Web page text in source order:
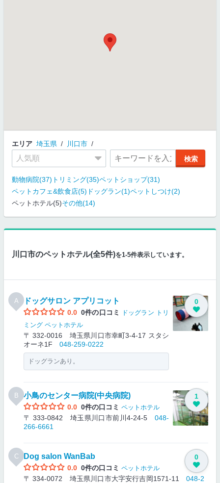
エリア 埼玉県 川口市
動物病院(37) トリミング(35)ペットショップ(31)
ペットカフェ&飲食店(5) ドッグラン(1)ペットしつけ(2)
ペットホテル(5)その他(14)
川口市のペットホテル(全5件)を1-5件表示しています。
A ドッグサロン アプリコット
0.0 0件の口コミ ドッグラン トリ
ミング ペットホテル
〒 332-0016 埼玉県川口市幸町3-4-17 スタシ
オーネ1F 048-259-0222
ドッグランあり。
0
B 小鳥のセンター病院(中央病院)
0.0 0件の口コミ ペットホテル
〒 333-0842 埼玉県川口市前川4-24-5 048-
266-6661
1
C Dog salon WanBab
0.0 0件の口コミ ペットホテル
〒 334-0072 埼玉県川口市大字安行吉岡1571-11 048-2
0